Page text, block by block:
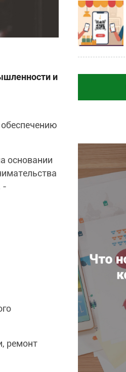
и
основании
-
ремонт